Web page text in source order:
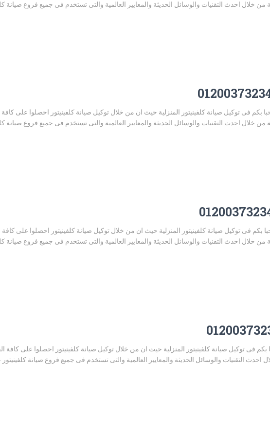
خلال احدث التقنيات والوسائل الحديثة والمعايير العالمية والتى تستخدم فى جميع فروع صيانة
كلفينيتور المنزلة 01200373234 اهلا ومرحبا بكم فى توكيل صيانة كلفينيتور المنزلية حيث ان من خلال توكيل صيانة كلفينيتور احصلوا على
خلال احدث التقنيات والوسائل الحديثة والمعايير العالمية والتى تستخدم فى جميع فروع صيانة
كلفينيتور شربين 01200373234 اهلا ومرحبا بكم فى توكيل صيانة كلفينيتور المنزلية حيث ان من خلال توكيل صيانة كلفينيتور احصلوا على
خلال احدث التقنيات والوسائل الحديثة والمعايير العالمية والتى تستخدم فى جميع فروع صيانة
نبروه 01200373234 اهلا ومرحبا بكم فى توكيل صيانة كلفينيتور المنزلية حيث ان من خلال توكيل صيانة كلفينيتور احصلوا على
التقنيات والوسائل الحديثة والمعايير العالمية والتى تستخدم فى جميع فروع صيانة